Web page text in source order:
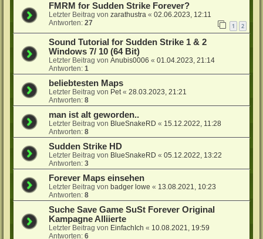
FMRM for Sudden Strike Forever?
Letzter Beitrag vonzarathustra «02.06.2023, 12:11
Antworten:27 1 2
Sound Tutorial for Sudden Strike 1 & 2
Windows 7/ 10 (64 Bit)
Letzter Beitrag vonAnubis0006 «01.04.2023, 21:14
Antworten:1
beliebtesten Maps
Letzter Beitrag von Pet «28.03.2023, 21:21
Antworten:8
man ist alt geworden..
Letzter Beitrag von BlueSnakeRD « 15.12.2022, 11:28
Antworten:8
Sudden Strike HD
Letzter Beitrag von BlueSnakeRD «05.12.2022, 13:22
Antworten:3
Forever Maps einsehen
Letzter Beitrag vonbadger lowe « 13.08.2021, 10:23
Antworten:8
Suche Save Game SuSt Forever Original
Kampagne Alliierte
Letzter Beitrag von EinfachIch « 10.08.2021, 19:59
Antworten:6